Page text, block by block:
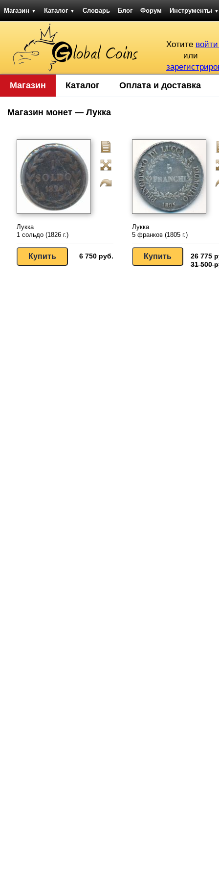
Магазин ▼ Каталог ▼ Словарь Блог Форум Инструменты ▼
Хотите
или
Магазин Каталог Оплата и доставка
Магазин монет — Лукка
Лукка
1 сольдо (1826 г.)
6 750 руб.
Лукка
5 франков (1805 г.)
26 775
31 500